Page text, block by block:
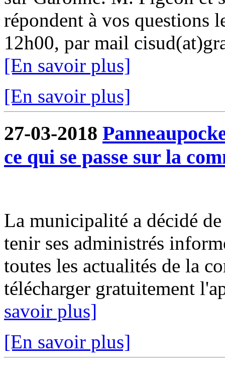
répondent à vos questions
12h00, par mail
[En savoir plus]
[En savoir plus]
27-03-2018
ce qui se passe sur la
La municipalité a décidé
tenir ses administrés
toutes les actualités de la
télécharger gratuitement
savoir plus]
[En savoir plus]